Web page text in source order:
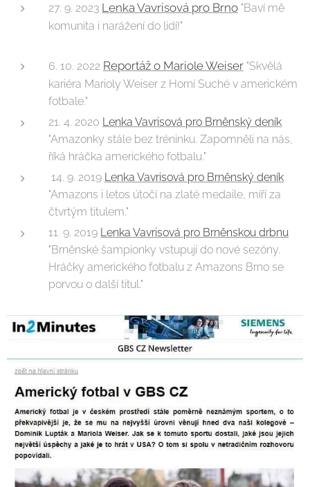
27. 9. 2023 Lenka Vavrisová pro Brno "Baví mě
komunita i narážení do lidí!"
6. 10. 2022 Reportáž o Mariole Weiser "Skvělá
kariéra Marioly Weiser z Horní Suché v americkém
fotbale."
21. 4. 2020 Lenka Vavrisová pro Brněnský deník
"Amazonky stále bez tréninku. Zapomněli na nás,
říká hráčka amerického fotbalu."
14. 9. 2019 Lenka Vavrisová pro Brněnský deník
"Amazons i letos útočí na zlaté medaile, míří za
čtvrtým titulem."
11. 9. 2019 Lenka Vavrisová pro Brněnskou drbnu
"Brněnské šampionky vstupují do nové sezóny.
Hráčky amerického fotbalu z Amazons Brno se
porvou o další titul."